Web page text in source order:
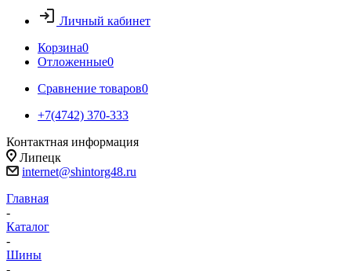
Личный кабинет
Корзина0
Отложенные0
Сравнение товаров0
+7(4742) 370-333
Контактная информация
Липецк
internet@shintorg48.ru
Главная
-
Каталог
-
Шины